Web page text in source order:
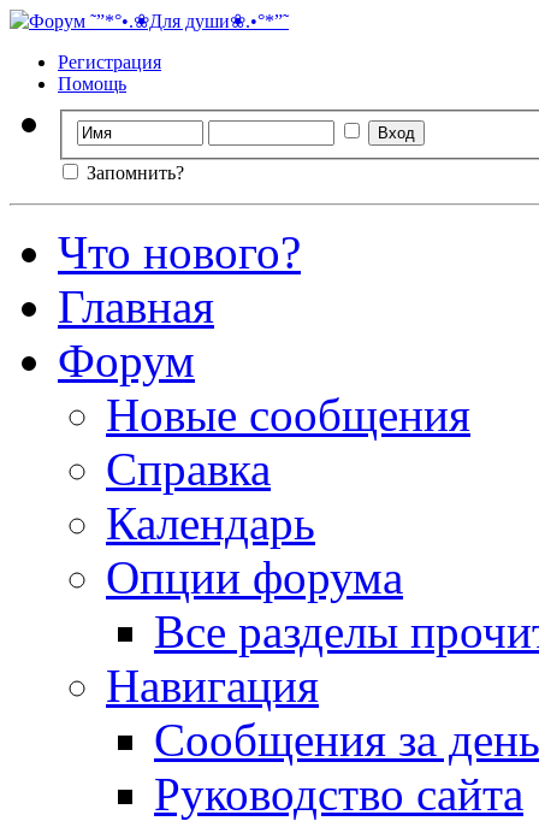
Регистрация
Помощь
Запомнить?
Что нового?
Главная
Форум
Новые сообщения
Справка
Календарь
Опции форума
Все разделы
Навигация
Сообщения за день
Руководство сайта